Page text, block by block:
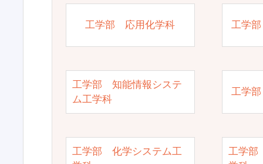
工学部 応用化学科 工学
工学部 知能情報システ
ム工学科
工学
工学部 化学システム工
工学部